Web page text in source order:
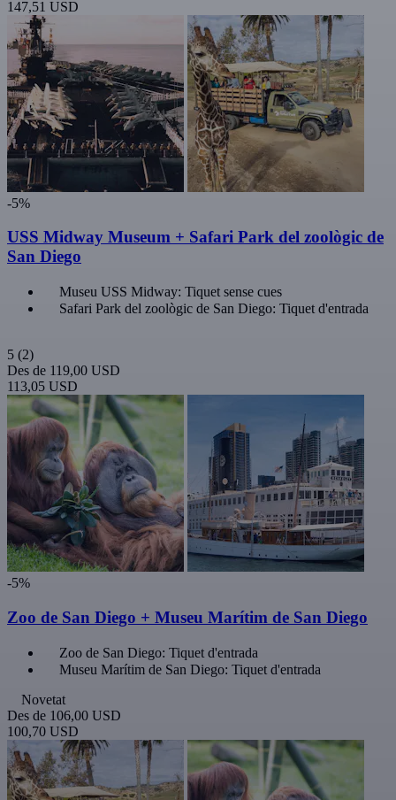
147,51 USD
-5%
USS Midway Museum + Safari Park del zoològic de
San Diego
Museu USS Midway: Tiquet sense cues
Safari Park del zoològic de San Diego: Tiquet d'entrada
5 (2)
Des de 119,00 USD
113,05 USD
-5%
Zoo de San Diego + Museu Marítim de San Diego
Zoo de San Diego: Tiquet d'entrada
Museu Marítim de San Diego: Tiquet d'entrada
Novetat
Des de 106,00 USD
100,70 USD